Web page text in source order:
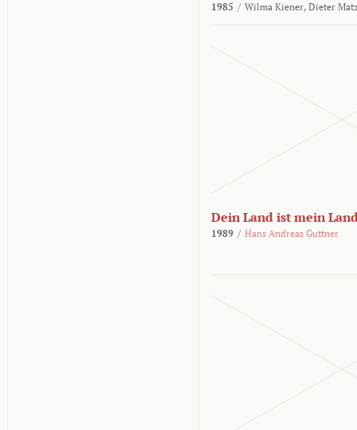
1985 / Wilma Kiener, Dieter
Dein Land ist mein
1989 / Hans Andreas Guttner